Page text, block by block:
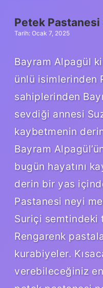
Petek Pastanesi
Tarih: Ocak 7, 2025
Bayram Alpagül
ünlü isimlerinden
sahiplerinden
sevdiği annesi
kaybetmenin
Bayram
bugün hayatını
derin bir yas
Pastanesi neyi
Suriçi semtindeki
Rengarenk
kurabiyeler.
verebileceğiniz